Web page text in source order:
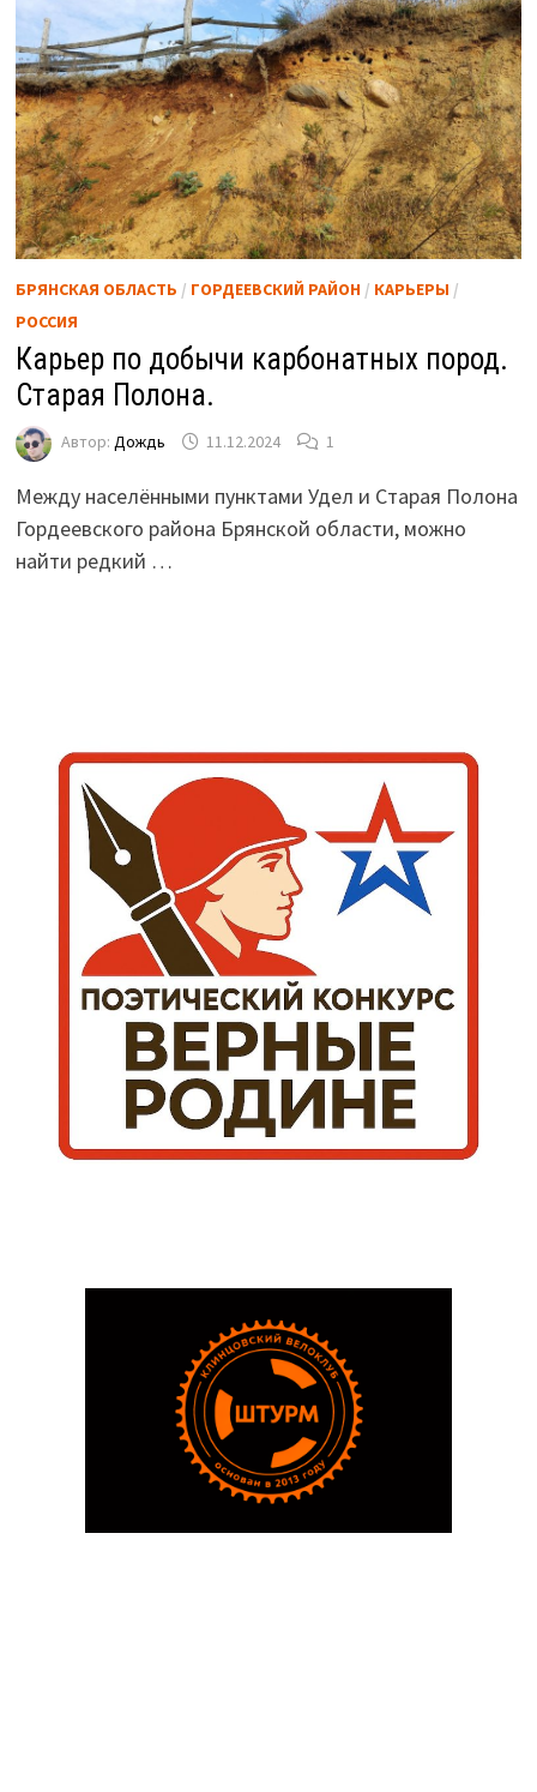
БРЯНСКАЯ ОБЛАСТЬ / ГОРДЕЕВСКИЙ РАЙОН/ КАРЬЕРЫ /
РОССИЯ
Карьер по добычи карбонатных пород.
Старая Полона.
Автор: Дождь 11.12.2024 1
Между населёнными пунктами Удел и Старая Полона
Гордеевского района Брянской области, можно
найти редкий …